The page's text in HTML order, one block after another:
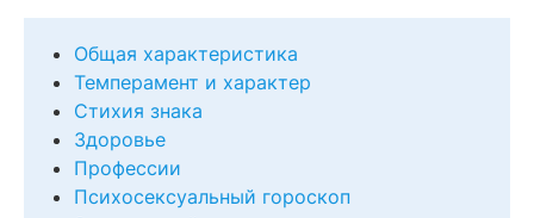
Общая характеристика
Темперамент и характер
Стихия знака
Здоровье
Профессии
Психосексуальный гороскоп